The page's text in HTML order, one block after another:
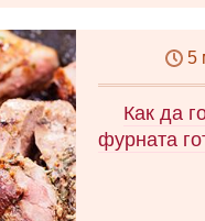
5
Как да
фурната